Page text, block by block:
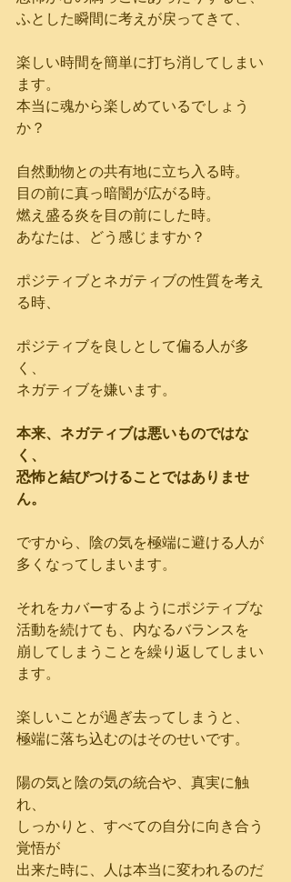
ふとした瞬間に考えが戻ってきて、
楽しい時間を簡単に打ち消してしまい
ます。
本当に魂から楽しめているでしょう
か？
自然動物との共有地に立ち入る時。
目の前に真っ暗闇が広がる時。
燃え盛る炎を目の前にした時。
あなたは、どう感じますか？
ポジティブとネガティブの性質を考え
る時、
ポジティブを良しとして偏る人が多
く、
ネガティブを嫌います。
本来、ネガティブは悪いものではな
く、
恐怖と結びつけることではありませ
ん。
ですから、陰の気を極端に避ける人が
多くなってしまいます。
それをカバーするようにポジティブな
活動を続けても、内なるバランスを
崩してしまうことを繰り返してしまい
ます。
楽しいことが過ぎ去ってしまうと、
極端に落ち込むのはそのせいです。
陽の気と陰の気の統合や、真実に触
れ、
しっかりと、すべての自分に向き合う
覚悟が
出来た時に、人は本当に変われるのだ